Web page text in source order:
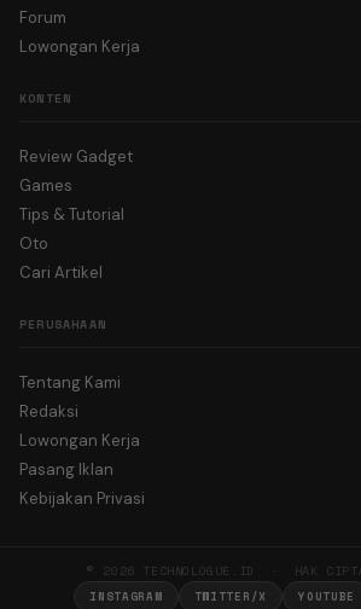
Forum
Lowongan Kerja
KONTEN
Review Gadget
Games
Tips & Tutorial
Oto
Cari Artikel
PERUSAHAAN
Tentang Kami
Redaksi
Lowongan Kerja
Pasang Iklan
Kebijakan Privasi
© 2026 TECHNOLOGUE.ID · HAK
INSTAGRAM TWITTER/X YOUTUBE